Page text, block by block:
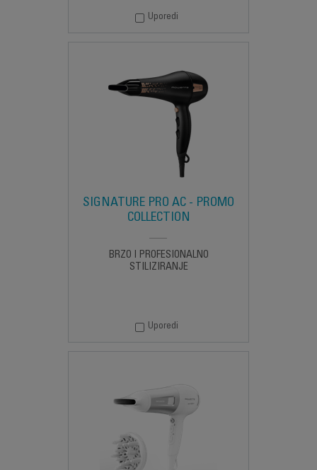
Uporedi
SIGNATURE PRO AC - PROMO
COLLECTION
BRZO I PROFESIONALNO
STILIZIRANJE
Uporedi